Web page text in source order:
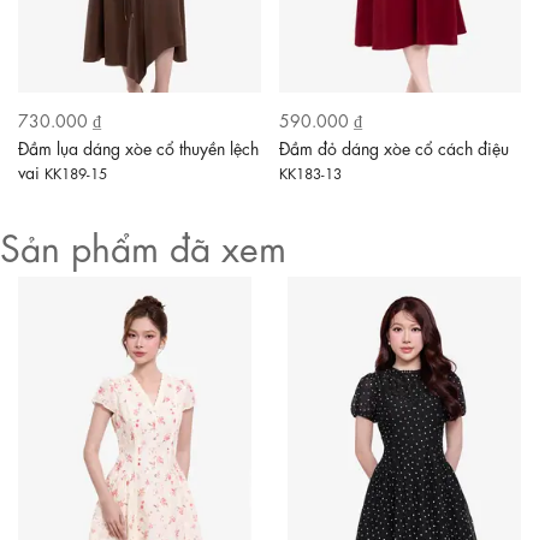
730.000 ₫
Đầm lụa dáng xòe cổ thuyền lệch
vai KK189-15
590.000 ₫
Đầm đỏ dáng xòe cổ cách điệu
KK183-13
Sản phẩm đã xem